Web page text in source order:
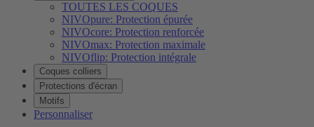
TOUTES LES COQUES
NIVOpure: Protection épurée
NIVOcore: Protection renforcée
NIVOmax: Protection maximale
NIVOflip: Protection intégrale
Coques colliers
Protections d'écran
Motifs
Personnaliser